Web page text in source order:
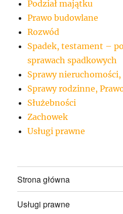
Podział majątku
Prawo budowlane
Rozwód
Spadek, testament –
sprawach spadkowych
Sprawy
Sprawy rodzinne,
Służebności
Zachowek
Usługi prawne
Strona główna
Usługi prawne